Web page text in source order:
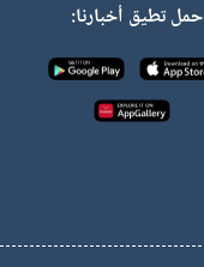
حمل تطيق أخبارنا: